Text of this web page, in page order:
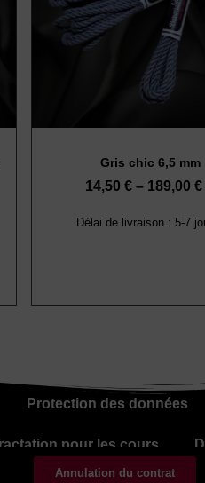
Gris chic 6,5 mm
14,50 € – 189,00 €
Délai de livraison : 5-7
Protection des données
pour les cours
Annulation du contrat